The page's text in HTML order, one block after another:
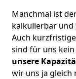
Manchmal ist
kalkulierbar und
Auch
sind für uns
unsere
wir uns ja gleich